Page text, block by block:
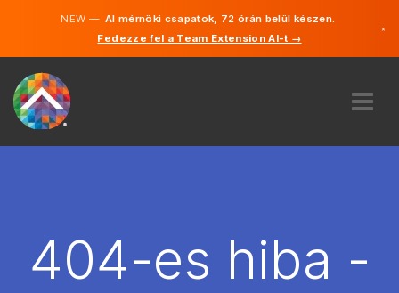
NEW —AI mérnöki csapatok, 72 órán belül készen.
Fedezze fel a Team Extension AI-t →
×
BÉREL
404-es hiba -